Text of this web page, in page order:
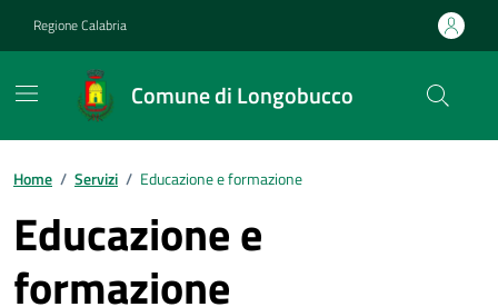
Regione Calabria
Comune di Longobucco
Home / Servizi / Educazione e formazione
Educazione e
formazione